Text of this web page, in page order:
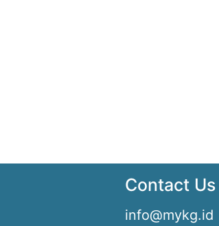
Contact Us
info@mykg.id